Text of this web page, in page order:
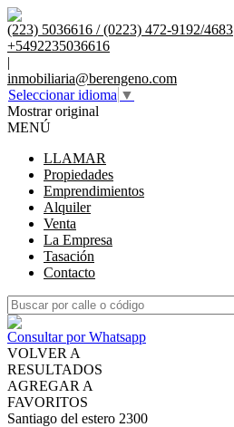
(223) 5036616 / (0223) 472-9192/4683
+5492235036616
|
inmobiliaria@berengeno.com
Seleccionar idioma ▼
Mostrar original
MENÚ
LLAMAR
Propiedades
Emprendimientos
Alquiler
Venta
La Empresa
Tasación
Contacto
Consultar por Whatsapp
VOLVER A
RESULTADOS
AGREGAR A
FAVORITOS
Santiago del estero 2300